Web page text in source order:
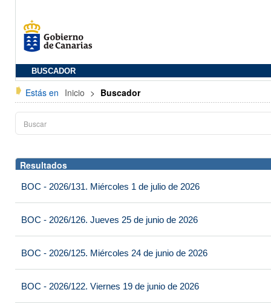
BUSCADOR
Estás en Inicio > Buscador
Resultados
BOC - 2026/131. Miércoles 1 de julio de 2026
BOC - 2026/126. Jueves 25 de junio de 2026
BOC - 2026/125. Miércoles 24 de junio de 2026
BOC - 2026/122. Viernes 19 de junio de 2026